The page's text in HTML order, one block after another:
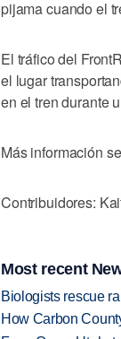
pijama cuando el
El tráfico del
el lugar
en el tren durante
Más información
Contribuidores:
Most recent
Biologists rescue
How Carbon